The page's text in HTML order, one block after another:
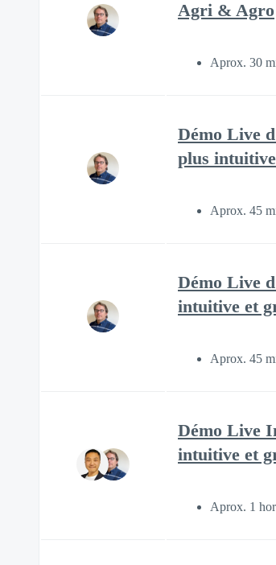
Agri & Agro
Aprox. 30
Démo Live
plus
Aprox. 45
Démo Live
intuitive et
Aprox. 45
Démo Live
intuitive et
Aprox. 1